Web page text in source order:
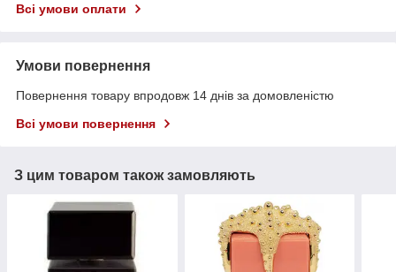
Всі умови оплати
Умови повернення
Повернення товару впродовж 14 днів за домовленістю
Всі умови повернення
З цим товаром також замовляють